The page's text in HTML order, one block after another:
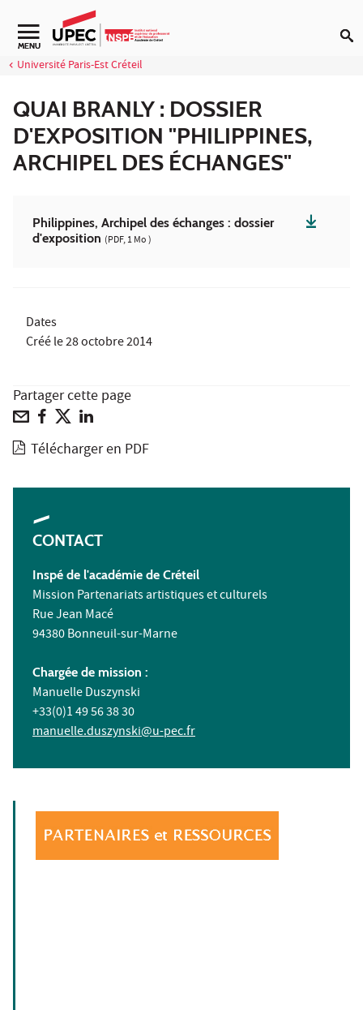
Aller au contenu
Navigation secondaire
MENU
Université Paris-Est Créteil
QUAI BRANLY : DOSSIER
D'EXPOSITION "PHILIPPINES,
ARCHIPEL DES ÉCHANGES"
Philippines, Archipel des échanges : dossier
d'exposition (PDF, 1 Mo )
Dates
Créé le28 octobre 2014
Partager cette page
Télécharger en PDF
CONTACT
Inspé de l'académie de Créteil
Mission Partenariats artistiques et culturels
Rue Jean Macé
94380 Bonneuil-sur-Marne
Chargée de mission :
Manuelle Duszynski
+33(0)1 49 56 38 30
manuelle.duszynski@u-pec.fr